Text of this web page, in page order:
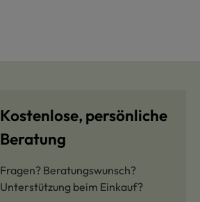
Kostenlose, persönliche
Beratung
Fragen? Beratungswunsch?
Unterstützung beim Einkauf?